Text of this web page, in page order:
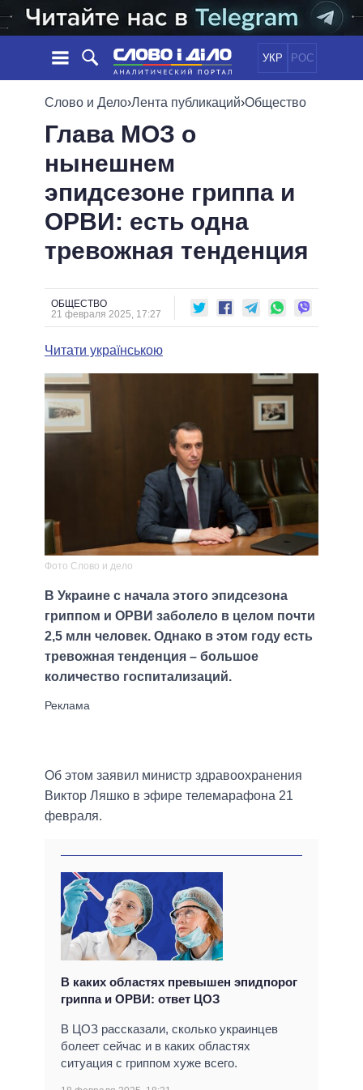
УКР РОС
НОВОСТИ
ЛЕНТА
СОБЫТИЯ
СТАТЬИ
МНЕНИЯ
ОБЗОРЫ
ДАЙДЖЕСТЫ
ПОЛИТИКА
ОБЩЕСТВО
МИР
ОБЕЩАНИЯ
ПОЛИТИКИ
ВСЕ ПОЛИТИКИ
ПРЕЗИДЕНТ И ОФИС
ВЕРХОВНАЯ РАДА
ГЛАВЫ ОБЛАДМИНИСТРАЦИЙ
МЭРЫ
ВСЕ ПЕРСОНЫ
ИНФОГРАФИКА
ВИДЕО
СРАВНЕНИЕ ПОЛИТИКОВ
Слово и Дело›Лента публикаций›Общество
Глава МОЗ о
нынешнем
эпидсезоне гриппа и
ОРВИ: есть одна
тревожная тенденция
ОБЩЕСТВО
21 февраля 2025, 17:27
Читати українською
Фото Слово и дело
В Украине с начала этого эпидсезона
гриппом и ОРВИ заболело в целом почти
2,5 млн человек. Однако в этом году есть
тревожная тенденция – большое
количество госпитализаций.
Об этом заявил министр здравоохранения
Виктор Ляшко в эфире телемарафона 21
февраля.
В каких областях превышен эпидпорог
гриппа и ОРВИ: ответ ЦОЗ
В ЦОЗ рассказали, сколько украинцев
болеет сейчас и в каких областях
ситуация с гриппом хуже всего.